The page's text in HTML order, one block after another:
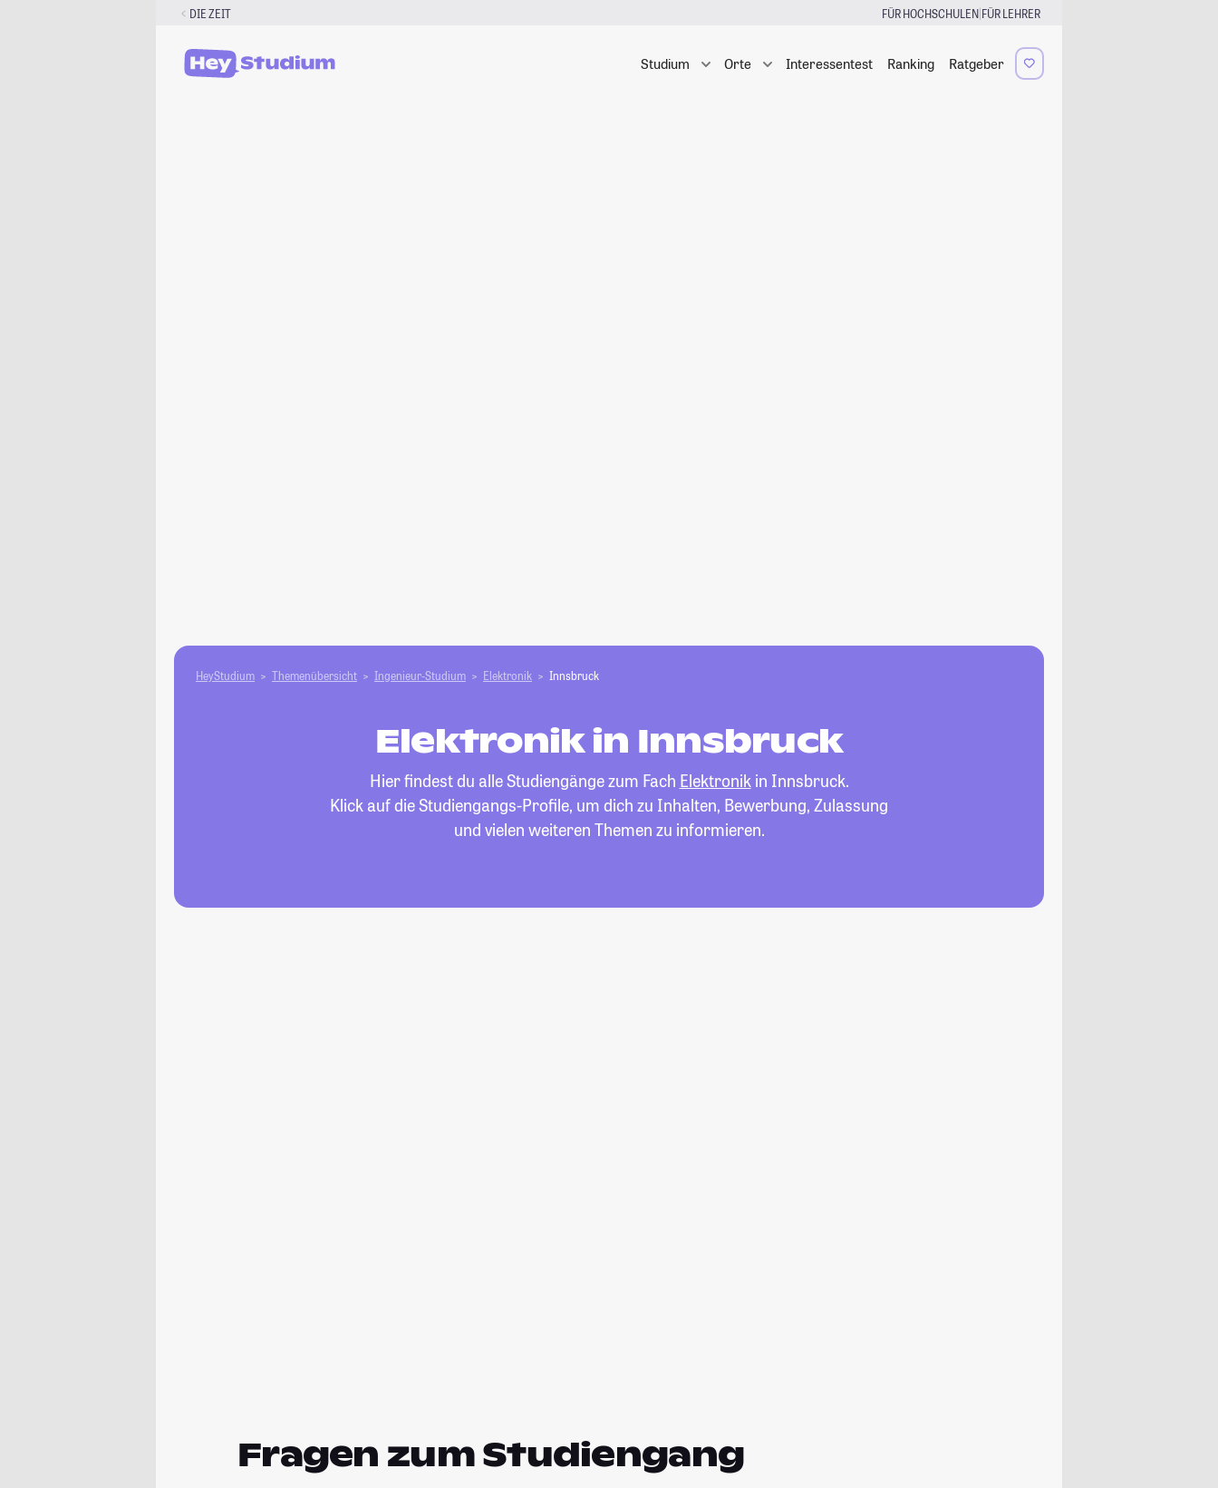
DIE ZEIT FÜR HOCHSCHULEN|FÜR LEHRER
Studium Orte Interessentest Ranking Ratgeber
HeyStudium Themenübersicht Ingenieur-Studium Elektronik Innsbruck
Elektronik in Innsbruck
Hier findest du alle Studiengänge zum Fach Elektronikin Innsbruck.
Klick auf die Studiengangs-Profile, um dich zu Inhalten, Bewerbung, Zulassung
und vielen weiteren Themen zu informieren.
Fragen zum Studiengang